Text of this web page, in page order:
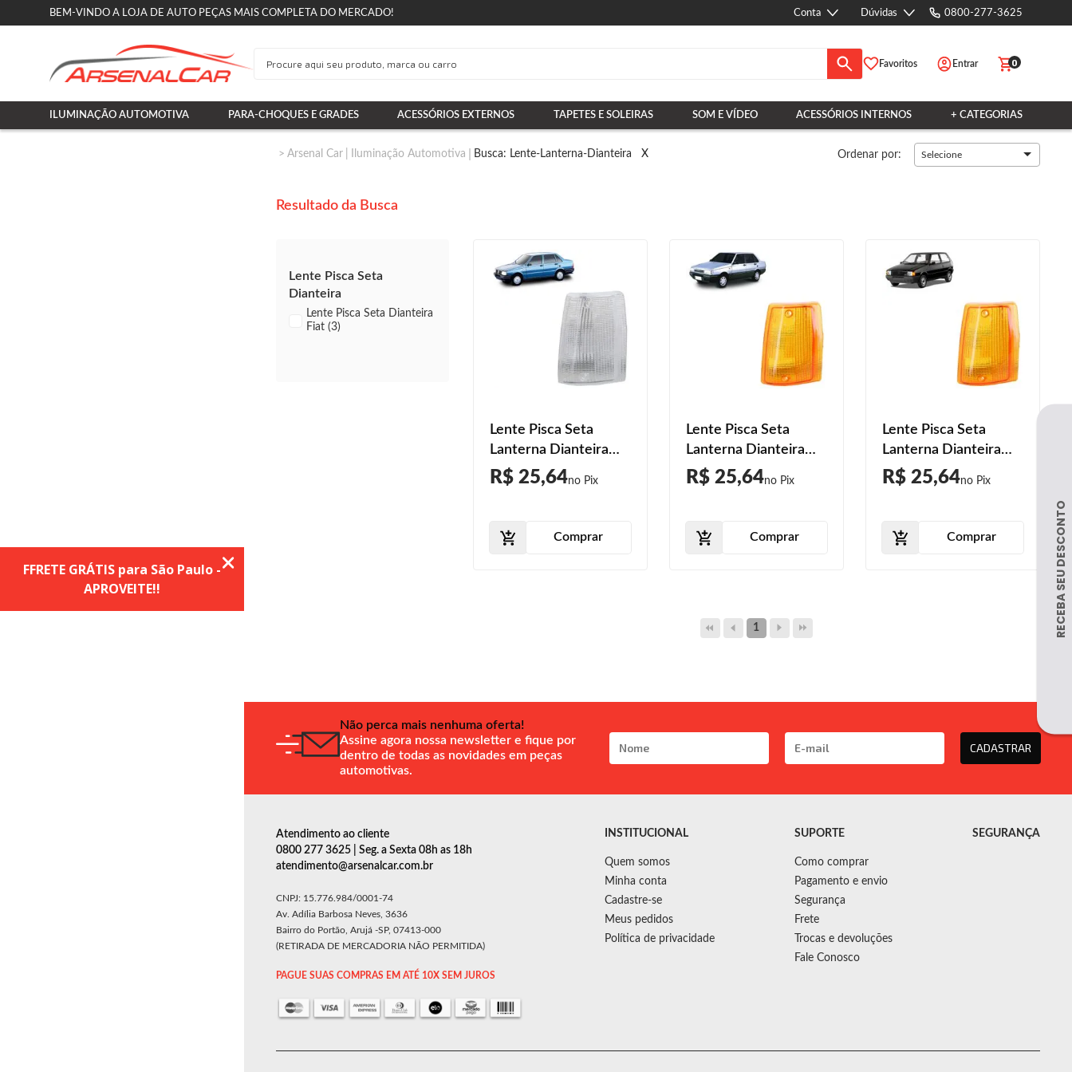
BEM-VINDO A LOJA DE AUTO PEÇAS MAIS COMPLETA DO MERCADO! Conta Dúvidas 0800-277-3625
Favoritos Entrar 0
ILUMINAÇÃO AUTOMOTIVA PARA-CHOQUES E GRADES ACESSÓRIOS EXTERNOS TAPETES E SOLEIRAS SOM E VÍDEO ACESSÓRIOS INTERNOS + CATEGORIAS
Arsenal Car Iluminação Automotiva Busca: Lente-Lanterna-Dianteira X Ordenar por: Selecione
Resultado da Busca
Lente Pisca Seta
Dianteira
Lente Pisca Seta Dianteira
Fiat (3)
Lente Pisca Seta
Lanterna Dianteira
Prêmio 1984 1985
1986 1987 1988 1989
Estriada Acrílico
R$ 25,64
Comprar
Lente Pisca Seta
Lanterna Dianteira
Prêmio 1984 1985
1986 1987 1988 1989
Estriada Acrílico
R$ 25,64
Comprar
Lente Pisca Seta
Lanterna Dianteira
Uno 1984 1985 1986
1987 1988 1989 1990
Acrílico
R$ 25,64
Comprar
1
Não perca mais nenhuma oferta!
Assine agora nossa newsletter e fique por
dentro de todas as novidades em peças
automotivas.
CADASTRAR
Atendimento ao cliente
0800 277 3625 | Seg. a Sexta 08h as 18h
atendimento@arsenalcar.com.br
CNPJ: 15.776.984/0001-74
Av. Adília Barbosa Neves, 3636
Bairro do Portão, Arujá -SP, 07413-000
(RETIRADA DE MERCADORIA NÃO PERMITIDA)
PAGUE SUAS COMPRAS EM ATÉ 10X SEM JUROS
INSTITUCIONAL
Quem somos
Minha conta
Cadastre-se
Meus pedidos
Política de privacidade
SUPORTE
Como comprar
Pagamento e envio
Segurança
Frete
Trocas e devoluções
Fale Conosco
SEGURANÇA